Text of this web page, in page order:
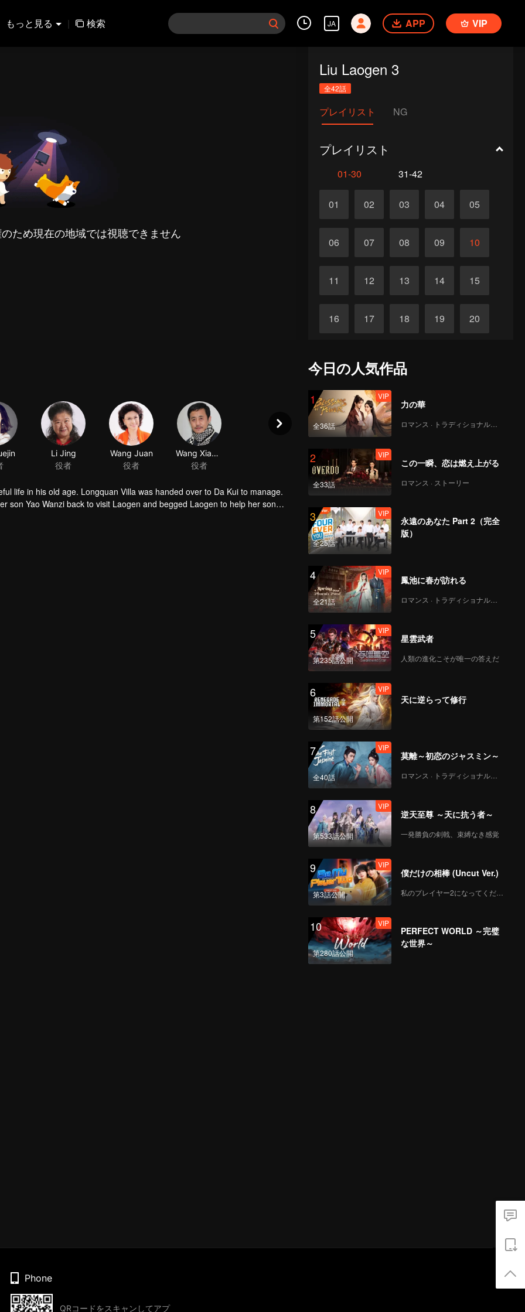
もっと見る | 検索 JA APP VIP
ため現在の地域では視聴できません
Liu Laogen 3
全42話
プレイリスト NG
プレイリスト
01-30 31-42
01 02 03 04 05
06 07 08 09 10
11 12 13 14 15
16 17 18 19 20
26 27
Li Jing
役者
Wang Juan
役者
Wang Xiaobao
役者
life in his old age. Longquan Villa was handed over to Da Kui to manage.
son Yao Wanzi back to visit Laogen and begged Laogen to help her son
the villa again. But he suddenly found that the operation of the villa was not
with Laogen’s granddaughter Shanshan, the Dining Secretary Han
今日の人気作品
1
全36話
VIP
力の華
ロマンス · トラディショナル・コスチューム
2
全33話
VIP
この一瞬、恋は燃え上がる
ロマンス · ストーリー
3
全25話
VIP
永遠のあなた Part 2（完全
版）
4
全21話
VIP
鳳池に春が訪れる
ロマンス · トラディショナル・コスチューム
5
第235話公開
VIP
星雲武者
人類の進化こそが唯一の答えだ
6
第152話公開
VIP
天に逆らって修行
7
全40話
VIP
莫離～初恋のジャスミン～
ロマンス · トラディショナル・コスチューム
8
第533話公開
VIP
逆天至尊 ～天に抗う者～
一発勝負の剣戟、束縛なき感覚
9
第3話公開
VIP
僕だけの相棒 (Uncut Ver.)
私のプレイヤー2になってください
10
第280話公開
VIP
PERFECT WORLD ～完璧
な世界～
Phone
QRコードをスキャンしてアプ